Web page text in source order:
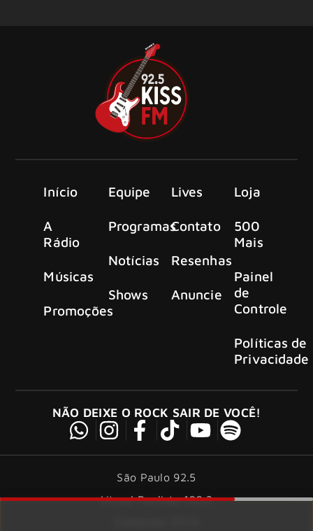
Início
A
Rádio
Músicas
Promoções
Equipe
Programas
Notícias
Shows
Lives
Contato
Resenhas
Anuncie
Loja
500
Mais
Painel
de
Controle
Políticas de
Privacidade
NÃO DEIXE O ROCK SAIR DE VOCÊ!
São Paulo 92.5
Litoral Paulista 100.3